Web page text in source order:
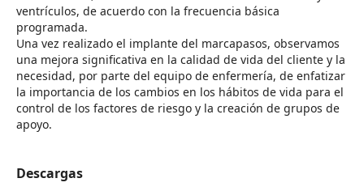
ventrículos, de acuerdo con la frecuencia básica
programada.
Una vez realizado el implante del marcapasos, observamos
una mejora significativa en la calidad de vida del cliente y la
necesidad, por parte del equipo de enfermería, de enfatizar
la importancia de los cambios en los hábitos de vida para el
control de los factores de riesgo y la creación de grupos de
apoyo.
Descargas